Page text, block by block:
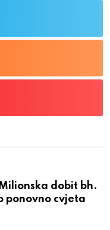
Milionska dobit bh.
ponovno cvjeta